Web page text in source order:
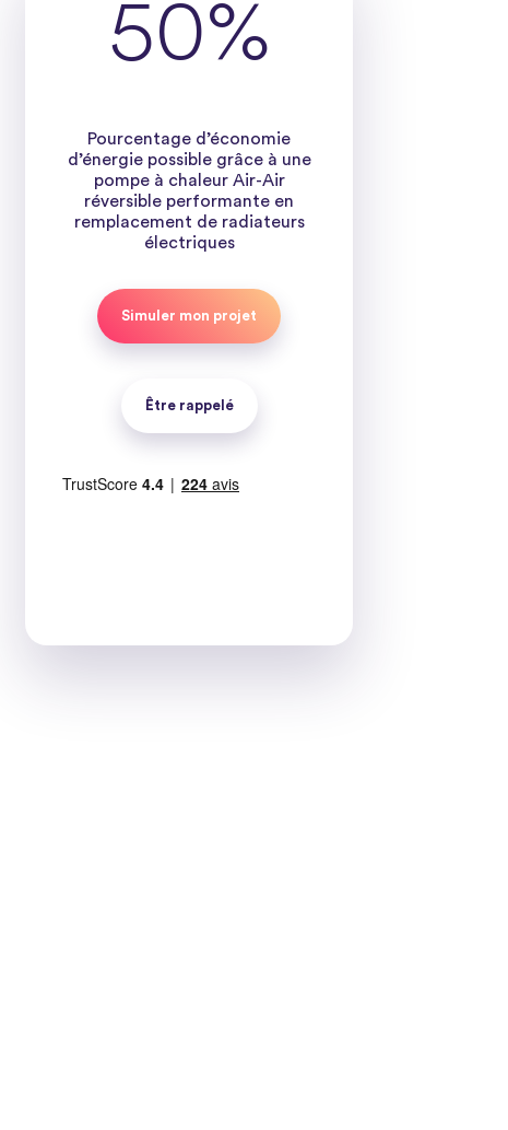
50%
Pourcentage d’économie
d’énergie possible grâce à une
pompe à chaleur Air-Air
réversible performante en
remplacement de radiateurs
électriques
Simuler mon projet
Être rappelé